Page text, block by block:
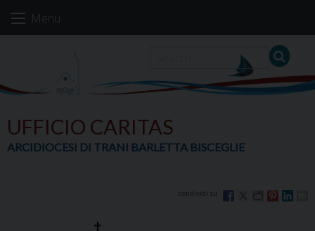
Menu
UFFICIO CARITAS
ARCIDIOCESI DI TRANI BARLETTA BISCEGLIE